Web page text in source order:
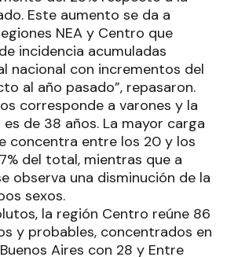
Este aumento se da a
NEA y Centro que
incidencia acumuladas
nacional con incrementos del
al año pasado”, repasaron.
corresponde a varones y la
de 38 años. La mayor carga
concentra entre los 20 y los
del total, mientras que a
observa una disminución de la
sexos.
la región Centro reúne 86
y probables, concentrados en
Aires con 28 y Entre